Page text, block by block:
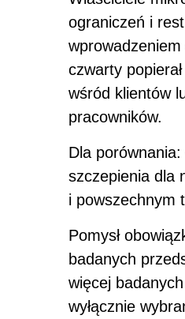
ograniczeń i
czwarty
wśród klientów
pracowników.
Dla
szczepienia dla
i powszechnym
Pomysł
badanych
więcej
wyłącznie